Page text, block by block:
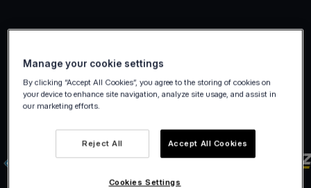
Manage your cookie settings
By clicking “Accept All Cookies”, you agree to the storing of cookies on
your device to enhance site navigation, analyze site usage, and assist in
our marketing efforts.
Reject All Accept All Cookies
Cookies Settings